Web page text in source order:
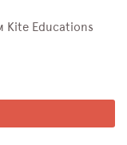
Kite Educations